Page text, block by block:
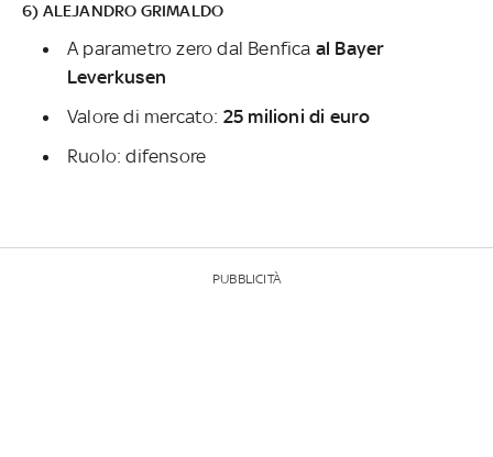
6) ALEJANDRO GRIMALDO
A parametro zero dal Benfica al Bayer
Leverkusen
Valore di mercato: 25 milioni di euro
Ruolo: difensore
PUBBLICITÀ